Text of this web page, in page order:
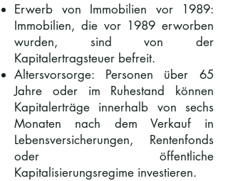
Erwerb von Immobilien vor 1989:
Immobilien, die vor 1989 erworben
wurden, sind von der
Kapitalertragsteuer befreit.
Altersvorsorge: Personen über 65
Jahre oder im Ruhestand können
Kapitalerträge innerhalb von sechs
Monaten nach dem Verkauf in
Lebensversicherungen, Rentenfonds
oder öffentliche
Kapitalisierungsregime investieren.